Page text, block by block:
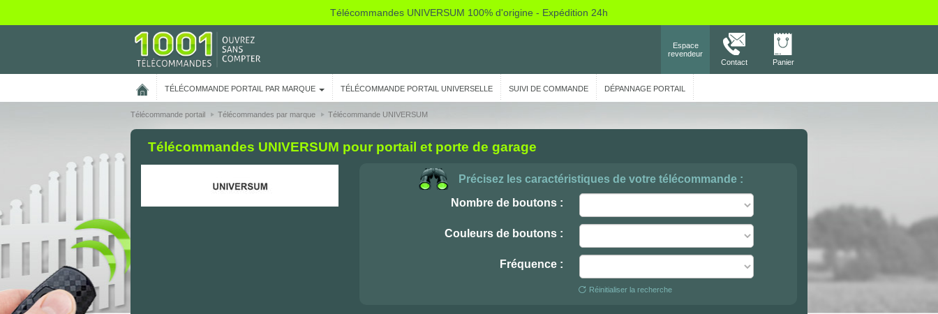
Télécommandes UNIVERSUM 100% d'origine - Expédition 24h
Espace
revendeur
Contact
Panier
TÉLÉCOMMANDE PORTAIL PAR MARQUE TÉLÉCOMMANDE PORTAIL UNIVERSELLE SUIVI DE COMMANDE DÉPANNAGE PORTAIL
Télécommande portail Télécommandes par marque Télécommande UNIVERSUM
Télécommandes UNIVERSUM pour portail et porte de garage
Précisez les caractéristiques de votre télécommande :
Nombre de boutons :
Couleurs de boutons :
Fréquence :
Réinitialiser la recherche